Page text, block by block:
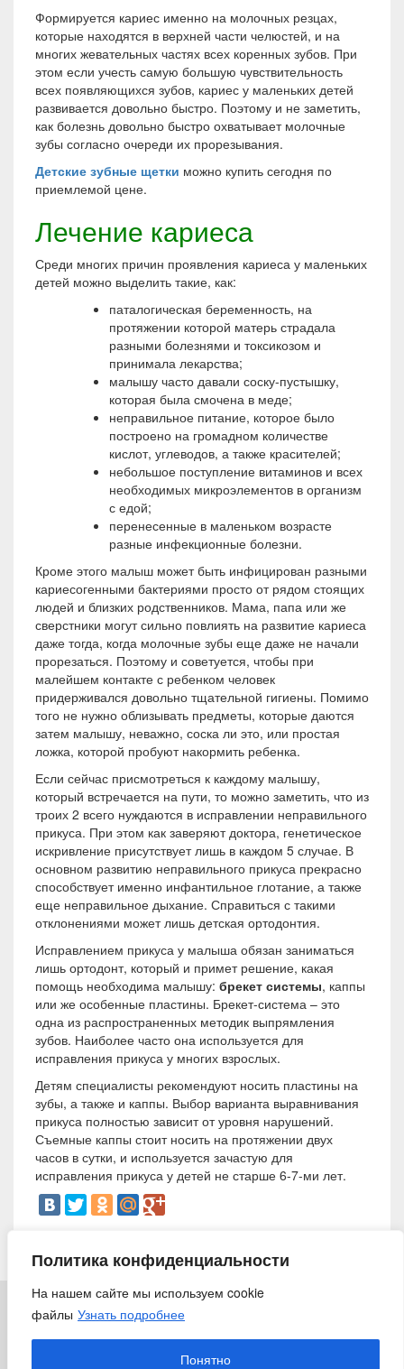
Политика конфиденциальности
На нашем сайте мы используем cookie
файлы Узнать подробнее
Понятно
Формируется кариес именно на молочных резцах,
которые находятся в верхней части челюстей, и на
многих жевательных частях всех коренных зубов. При
этом если учесть самую большую чувствительность
всех появляющихся зубов, кариес у маленьких детей
развивается довольно быстро. Поэтому и не заметить,
как болезнь довольно быстро охватывает молочные
зубы согласно очереди их прорезывания.
Детские зубные щетки можно купить сегодня по
приемлемой цене.
Лечение кариеса
Среди многих причин проявления кариеса у маленьких
детей можно выделить такие, как:
паталогическая беременность, на
протяжении которой матерь страдала
разными болезнями и токсикозом и
принимала лекарства;
малышу часто давали соску-пустышку,
которая была смочена в меде;
неправильное питание, которое было
построено на громадном количестве
кислот, углеводов, а также красителей;
небольшое поступление витаминов и всех
необходимых микроэлементов в организм
с едой;
перенесенные в маленьком возрасте
разные инфекционные болезни.
Кроме этого малыш может быть инфицирован разными
кариесогенными бактериями просто от рядом стоящих
людей и близких родственников. Мама, папа или же
сверстники могут сильно повлиять на развитие кариеса
даже тогда, когда молочные зубы еще даже не начали
прорезаться. Поэтому и советуется, чтобы при
малейшем контакте с ребенком человек
придерживался довольно тщательной гигиены. Помимо
того не нужно облизывать предметы, которые даются
затем малышу, неважно, соска ли это, или простая
ложка, которой пробуют накормить ребенка.
Если сейчас присмотреться к каждому малышу,
который встречается на пути, то можно заметить, что из
троих 2 всего нуждаются в исправлении неправильного
прикуса. При этом как заверяют доктора, генетическое
искривление присутствует лишь в каждом 5 случае. В
основном развитию неправильного прикуса прекрасно
способствует именно инфантильное глотание, а также
еще неправильное дыхание. Справиться с такими
отклонениями может лишь детская ортодонтия.
Исправлением прикуса у малыша обязан заниматься
лишь ортодонт, который и примет решение, какая
помощь необходима малышу: брекет системы, каппы
или же особенные пластины. Брекет-система – это
одна из распространенных методик выпрямления
зубов. Наиболее часто она используется для
исправления прикуса у многих взрослых.
Детям специалисты рекомендуют носить пластины на
зубы, а также и каппы. Выбор варианта выравнивания
прикуса полностью зависит от уровня нарушений.
Съемные каппы стоит носить на протяжении двух
часов в сутки, и используется зачастую для
исправления прикуса у детей не старше 6-7-ми лет.
© 2018 «Ирригатор.ру» — Никогда не поздно заботиться о
здоровье